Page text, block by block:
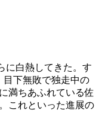
に白熱してきた。す
目下無敗で独走中の
満ちあふれている佐
これといった進展の